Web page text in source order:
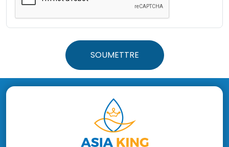
SOUMETTRE